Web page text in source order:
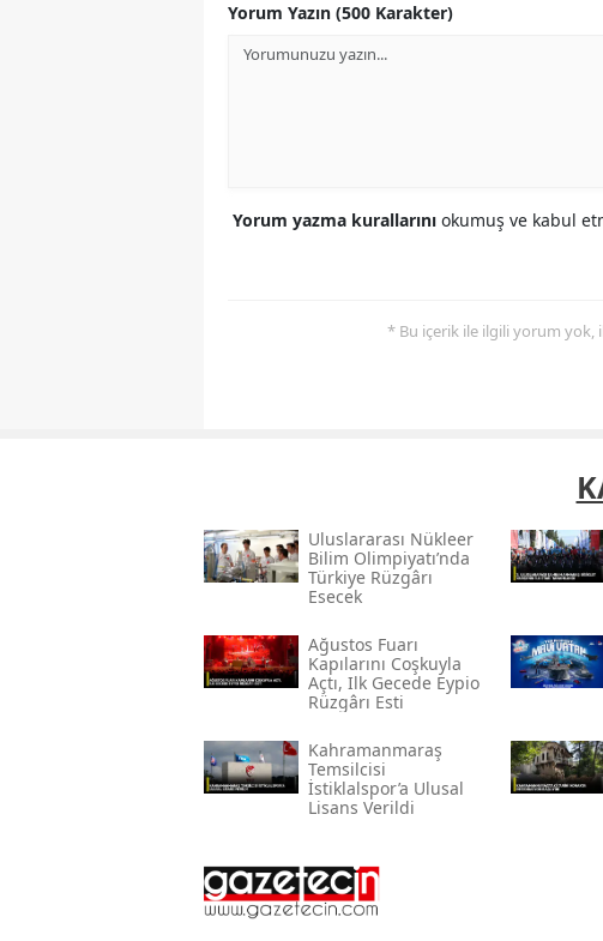
Yorum Yazın (500 Karakter)
Yorum yazma kurallarını okumuş ve kabul
* Bu içerik ile ilgili yorum yok,
Uluslararası Nükleer
Bilim Olimpiyatı’nda
Türkiye Rüzgârı
Esecek
Ağustos Fuarı
Kapılarını Coşkuyla
Açtı, Ilk Gecede Eypio
Rüzgârı Esti
Kahramanmaraş
Temsilcisi
İstiklalspor’a Ulusal
Lisans Verildi